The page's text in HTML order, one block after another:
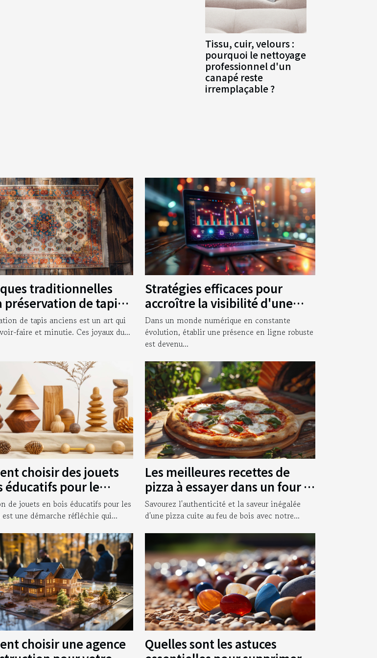
Tissu, cuir, velours :
pourquoi le nettoyage
professionnel d'un
canapé reste
irremplaçable ?
traditionnelles
préservation de tapis
de tapis anciens est un art qui
faire et minutie. Ces joyaux du...
Stratégies efficaces pour
accroître la visibilité d'une
entreprise en ligne
Dans un monde numérique en constante
évolution, établir une présence en ligne robuste
est devenu...
choisir des jouets
éducatifs pour le
des tout-
de jouets en bois éducatifs pour les
une démarche réfléchie qui...
Les meilleures recettes de
pizza à essayer dans un four à
bois
Savourez l'authenticité et la saveur inégalée
d'une pizza cuite au feu de bois avec notre...
choisir une agence
Quelles sont les astuces